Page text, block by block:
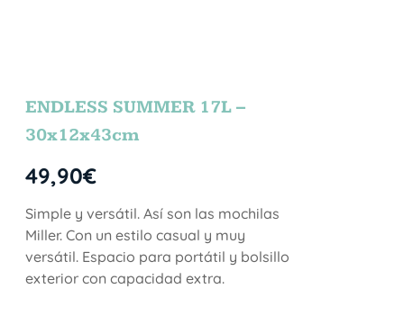
ENDLESS SUMMER 17L –
30x12x43cm
49,90€
Simple y versátil. Así son las mochilas
Miller. Con un estilo casual y muy
versátil. Espacio para portátil y bolsillo
exterior con capacidad extra.